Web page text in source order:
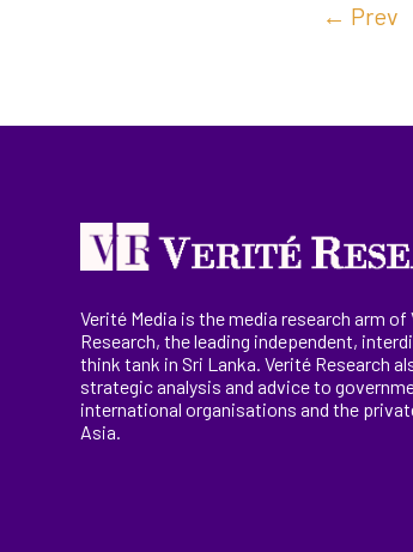
← Prev
Verité Media is the media research arm of
Research, theleading independent,
think tank in Sri Lanka. Verité Research
strategic analysis and advice to
internationalorganisations and the
Asia.